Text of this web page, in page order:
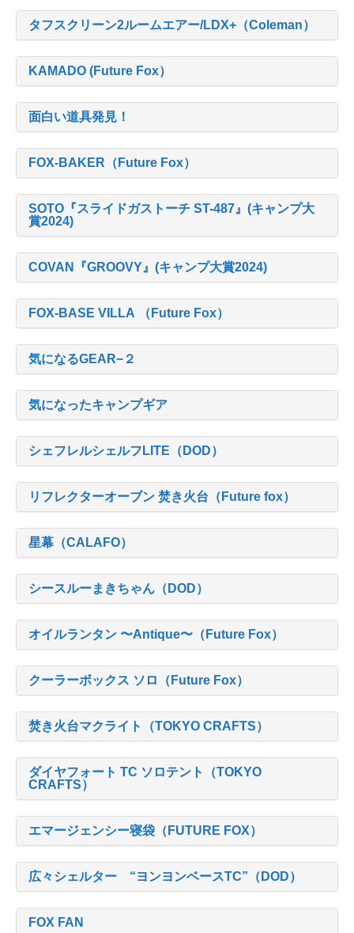
タフスクリーン2ルームエアー/LDX+（Coleman）
KAMADO (Future Fox）
面白い道具発見！
FOX-BAKER（Future Fox）
SOTO『スライドガストーチ ST-487』(キャンプ大
賞2024)
COVAN『GROOVY』(キャンプ大賞2024)
FOX-BASE VILLA （Future Fox）
気になるGEAR−２
気になったキャンプギア
シェフレルシェルフLITE（DOD）
リフレクターオーブン 焚き火台（Future fox）
星幕（CALAFO）
シースルーまきちゃん（DOD）
オイルランタン 〜Antique〜（Future Fox）
クーラーボックス ソロ（Future Fox）
焚き火台マクライト（TOKYO CRAFTS）
ダイヤフォート TC ソロテント（TOKYO
CRAFTS）
エマージェンシー寝袋（FUTURE FOX）
広々シェルター “ヨンヨンベースTC”（DOD）
FOX FAN